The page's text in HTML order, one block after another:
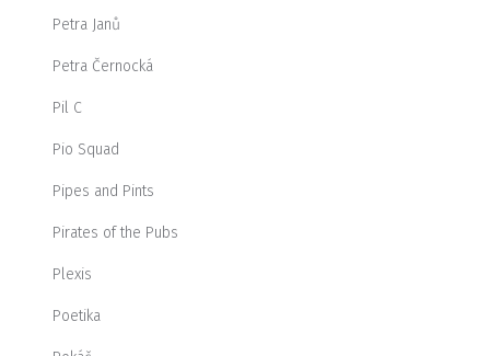
Petra Janů
Petra Černocká
Pil C
Pio Squad
Pipes and Pints
Pirates of the Pubs
Plexis
Poetika